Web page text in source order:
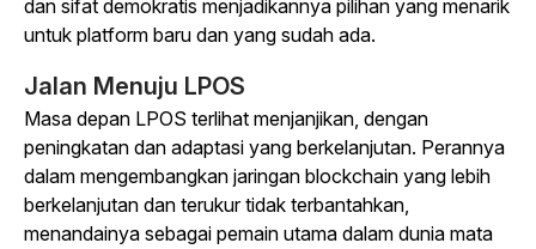
dan sifat demokratis menjadikannya pilihan yang menarik
untuk platform baru dan yang sudah ada.
Jalan Menuju LPOS
Masa depan LPOS terlihat menjanjikan, dengan
peningkatan dan adaptasi yang berkelanjutan. Perannya
dalam mengembangkan jaringan blockchain yang lebih
berkelanjutan dan terukur tidak terbantahkan,
menandainya sebagai pemain utama dalam dunia mata